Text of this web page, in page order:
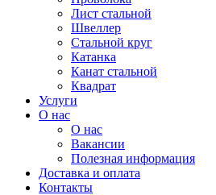
Лист стальной
Швеллер
Стальной круг
Катанка
Канат стальной
Квадрат
Услуги
О нас
О нас
Вакансии
Полезная информация
Доставка и оплата
Контакты